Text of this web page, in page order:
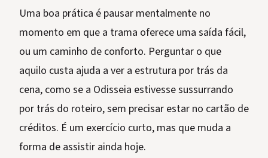
Uma boa prática é pausar mentalmente no
momento em que a trama oferece uma saída fácil,
ou um caminho de conforto. Perguntar o que
aquilo custa ajuda a ver a estrutura por trás da
cena, como se a Odisseia estivesse sussurrando
por trás do roteiro, sem precisar estar no cartão de
créditos. É um exercício curto, mas que muda a
forma de assistir ainda hoje.